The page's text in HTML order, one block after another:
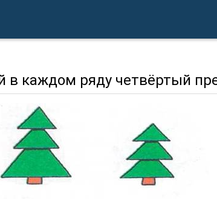
в каждом ряду четвёртый